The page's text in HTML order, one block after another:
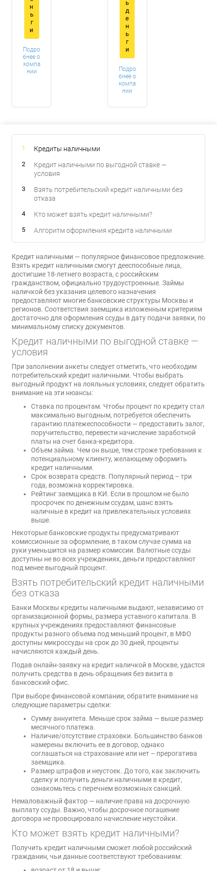
н
ь
г
и
Подро
бнее о
компа
нии
ь
д
е
н
ь
г
и
Подро
бнее о
компа
нии
Кредиты наличными
Кредит наличными по выгодной ставке —
условия
Взять потребительский кредит наличными без
отказа
Кто может взять кредит наличными?
Алгоритм оформления кредита наличными
Кредит наличными — популярное финансовое предложение.
Взять кредит наличными смогут дееспособные лица,
достигшие 18-летнего возраста, с российским
гражданством, официально трудоустроенные. Займы
наличкой без указания целевого назначения
предоставляют многие банковские структуры Москвы и
регионов. Соответствия заемщика изложенным критериям
достаточно для оформления ссуды в дату подачи заявки, по
минимальному списку документов.
Кредит наличными по выгодной ставке —
условия
При заполнении анкеты следует отметить, что необходим
потребительский кредит наличными. Чтобы выбрать
выгодный продукт на лояльных условиях, следует обратить
внимание на эти нюансы:
Ставка по процентам. Чтобы процент по кредиту стал
максимально выгодным, потребуется обеспечить
гарантию платежеспособности — предоставить залог,
поручительство, перевести начисление заработной
платы на счет банка-кредитора.
Объем займа. Чем он выше, тем строже требования к
потенциальному клиенту, желающему оформить
кредит наличными.
Срок возврата средств. Популярный период – три
года, возможна корректировка.
Рейтинг заемщика в КИ. Если в прошлом не было
просрочек по денежным ссудам, шанс взять
наличные в кредит на привлекательных условиях
выше.
Некоторые банковские продукты предусматривают
комиссионные за оформление, в таком случае сумма на
руки уменьшится на размер комиссии. Валютные ссуды
доступны не во всех учреждениях, деньги предоставляют
под менее выгодный процент.
Взять потребительский кредит наличными
без отказа
Банки Москвы кредиты наличными выдают, независимо от
организационной формы, размера уставного капитала. В
крупных учреждениях предоставляют финансовые
продукты разного объема под меньший процент, в МФО
доступны микроссуды на срок до 30 дней, проценты
начисляются каждый день.
Подав онлайн-заявку на кредит наличкой в Москве, удастся
получить средства в день обращения без визита в
банковский офис.
При выборе финансовой компании, обратите внимание на
следующие параметры сделки:
Сумму аннуитета. Меньше срок займа — выше размер
месячного платежа.
Наличие/отсутствие страховки. Большинство банков
намерены включить ее в договор, однако
соглашаться на страхование или нет – прерогатива
заемщика.
Размер штрафов и неустоек. До того, как заключить
сделку и получить деньги наличными в кредит,
ознакомьтесь с перечнем возможных санкций.
Немаловажный фактор — наличие права на досрочную
выплату ссуды. Важно, чтобы досрочное погашение
договора не провоцировало начисление неустойки.
Кто может взять кредит наличными?
Получить кредит наличными сможет любой российский
гражданин, чьи данные соответствуют требованиям: